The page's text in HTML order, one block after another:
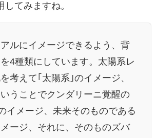
してみますね。
ルにイメージできるよう、背
4種類にしています。太陽系レ
考えて｢太陽系｣のイメージ、
うことでクンダリーニ覚醒の
イメージ、未来そのものである
ージ、それに、そのものズバ